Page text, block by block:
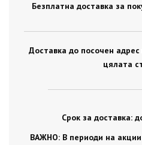
Безплатна доставка за
Доставка до посочен
цялата
Срок за доставка:
ВАЖНО: В периоди на